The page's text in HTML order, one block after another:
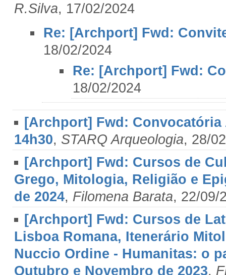
R.Silva, 17/02/2024
Re: [Archport] Fwd:
18/02/2024
Re: [Archport] Fwd:
18/02/2024
[Archport] Fwd: Convocatória
14h30, STARQ Arqueologia, 28/
[Archport] Fwd: Cursos de
Grego, Mitologia, Religião e
de 2024, Filomena Barata, 22/09/
[Archport] Fwd: Cursos de
Lisboa Romana, Itenerário
Nuccio Ordine - Humanitas: o
Outubro e Novembro de 2023,